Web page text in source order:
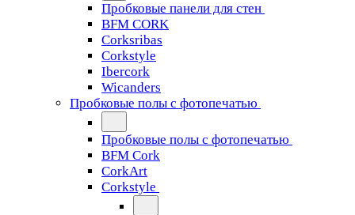
Пробковые панели для стен
BFM CORK
Corksribas
Corkstyle
Ibercork
Wicanders
Пробковые полы с фотопечатью
Пробковые полы с фотопечатью
BFM Cork
CorkArt
Corkstyle